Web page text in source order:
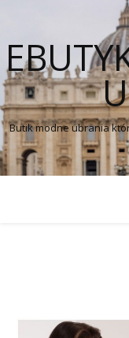
Butik modne ubrania